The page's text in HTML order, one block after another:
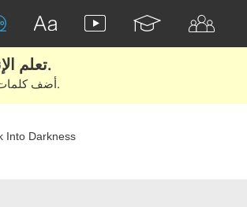
تعلم الإنجليزية الحقيقية من الأفلام والكتب.
أضف كلمات أو عبارات للتعلم والتدريب مع متعلمين آخرين.
Into Darkness